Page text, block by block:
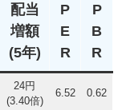
配当
増額
(5年)
P
E
R
P
B
R
24円
(3.40倍)
6.52 0.62